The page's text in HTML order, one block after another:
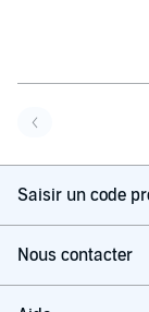
Saisir un code
Nous contacter